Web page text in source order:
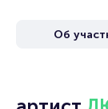
расположением
Об